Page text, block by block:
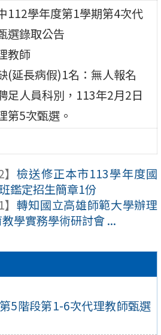
5階段第1-6次代理教師甄選
112學年度第1學期第4次代
選錄取公告
教師
(延長病假)1名：無人報名
足人員科別，113年2月2日
第5次甄選。
檢送修正本市113學年度國
鑑定招生簡章1份
轉知國立高雄師範大學辦理
學實務學術研討會 ...